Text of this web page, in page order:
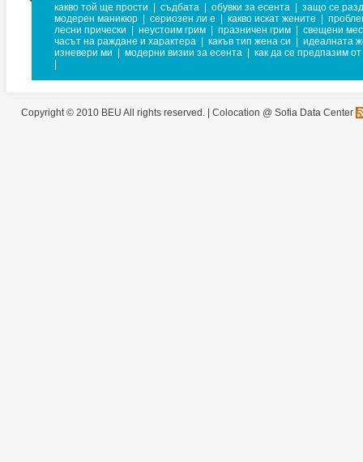
какво той ще прости | съдбата | обувки за есента | защо се
модерен маникюр | сериозен ли е | какво искат жените |
лесни прически | неустоим грим | празничен грим | свещени
часът на раждане и характера | какъв тип жена си | идеалната
изневери ми | модерни визии за есента | как да се предпазим
|
Copyright © 2010 BEU All rights reserved. | Colocation @ Sofia Data Center